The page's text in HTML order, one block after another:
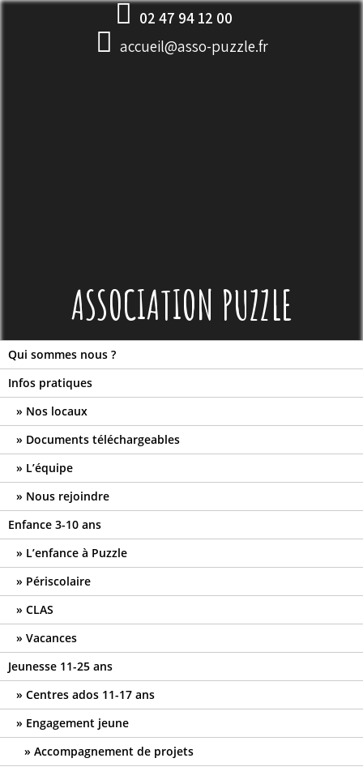
Skip
02 47 94 12 00
accueil@asso-puzzle.fr
ASSOCIATION PUZZLE
Qui sommes nous ?
Infos pratiques
Nos locaux
Documents téléchargeables
L’équipe
Nous rejoindre
Enfance 3-10 ans
L’enfance à Puzzle
Périscolaire
CLAS
Vacances
Jeunesse 11-25 ans
Centres ados 11-17 ans
Engagement jeune
Accompagnement de projets